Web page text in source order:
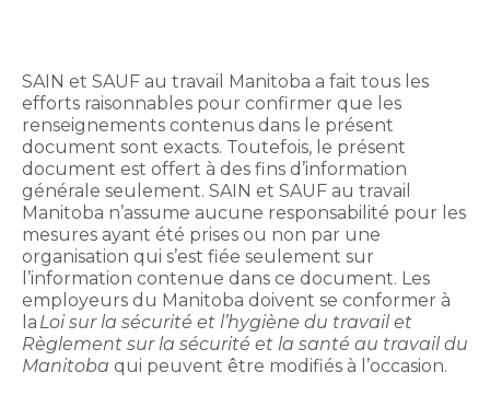
SAIN et SAUF au travail Manitoba a fait tous les
efforts raisonnables pour confirmer que les
renseignements contenus dans le présent
document sont exacts. Toutefois, le présent
document est offert à des fins d’information
générale seulement. SAIN et SAUF au travail
Manitoba n’assume aucune responsabilité pour les
mesures ayant été prises ou non par une
organisation qui s’est fiée seulement sur
l’information contenue dans ce document. Les
employeurs du Manitoba doivent se conformer à
la Loi sur la sécurité et l’hygiène du travail et
Règlement sur la sécurité et la santé au travail du
Manitoba qui peuvent être modifiés à l’occasion.